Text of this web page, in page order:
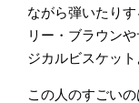
ながら弾いたり
リー・ブラウン
ジカルビスケット
この人のすごい